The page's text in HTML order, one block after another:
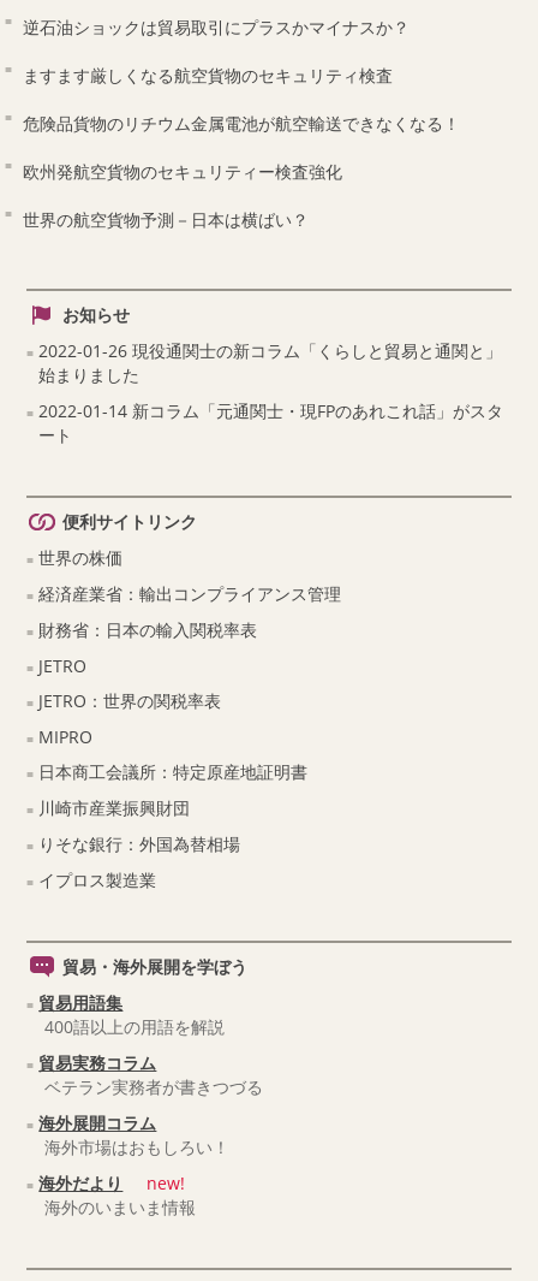
逆石油ショックは貿易取引にプラスかマイナスか？
ますます厳しくなる航空貨物のセキュリティ検査
危険品貨物のリチウム金属電池が航空輸送できなくなる！
欧州発航空貨物のセキュリティー検査強化
世界の航空貨物予測－日本は横ばい？
お知らせ
2022-01-26 現役通関士の新コラム「くらしと貿易と通関と」
始まりました
2022-01-14 新コラム「元通関士・現FPのあれこれ話」がスタ
ート
便利サイトリンク
世界の株価
経済産業省：輸出コンプライアンス管理
財務省：日本の輸入関税率表
JETRO
JETRO：世界の関税率表
MIPRO
日本商工会議所：特定原産地証明書
川崎市産業振興財団
りそな銀行：外国為替相場
イプロス製造業
貿易・海外展開を学ぼう
貿易用語集
400語以上の用語を解説
貿易実務コラム
ベテラン実務者が書きつづる
海外展開コラム
海外市場はおもしろい！
海外だより
new!
海外のいまいま情報